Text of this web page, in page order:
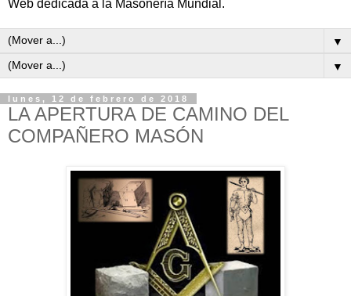
Web dedicada a la Masonería Mundial.
▼
▼
lunes, 12 de febrero de 2018
LA APERTURA DE CAMINO DEL
COMPAÑERO MASÓN